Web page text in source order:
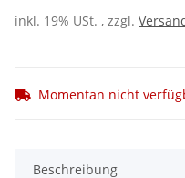
inkl. 19% USt. , zzgl.
Momentan nicht
Beschreibung